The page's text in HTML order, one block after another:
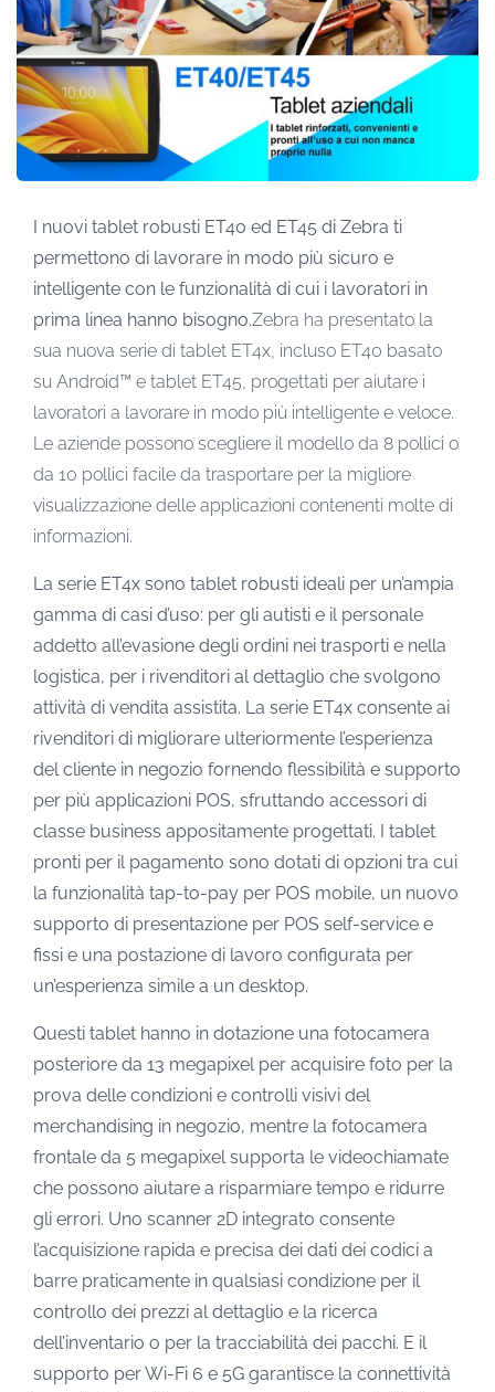
I nuovi tablet robusti ET40 ed ET45 di Zebra ti
permettono di lavorare in modo più sicuro e
intelligente con le funzionalità di cui i lavoratori in
prima linea hanno bisogno.Zebra ha presentato la
sua nuova serie di tablet ET4x, incluso ET40 basato
su Android™ e tablet ET45, progettati per aiutare i
lavoratori a lavorare in modo più intelligente e veloce.
Le aziende possono scegliere il modello da 8 pollici o
da 10 pollici facile da trasportare per la migliore
visualizzazione delle applicazioni contenenti molte di
informazioni.
La serie ET4x sono tablet robusti ideali per un’ampia
gamma di casi d’uso: per gli autisti e il personale
addetto all’evasione degli ordini nei trasporti e nella
logistica, per i rivenditori al dettaglio che svolgono
attività di vendita assistita. La serie ET4x consente ai
rivenditori di migliorare ulteriormente l’esperienza
del cliente in negozio fornendo flessibilità e supporto
per più applicazioni POS, sfruttando accessori di
classe business appositamente progettati. I tablet
pronti per il pagamento sono dotati di opzioni tra cui
la funzionalità tap-to-pay per POS mobile, un nuovo
supporto di presentazione per POS self-service e
fissi e una postazione di lavoro configurata per
un’esperienza simile a un desktop.
Questi tablet hanno in dotazione una fotocamera
posteriore da 13 megapixel per acquisire foto per la
prova delle condizioni e controlli visivi del
merchandising in negozio, mentre la fotocamera
frontale da 5 megapixel supporta le videochiamate
che possono aiutare a risparmiare tempo e ridurre
gli errori. Uno scanner 2D integrato consente
l’acquisizione rapida e precisa dei dati dei codici a
barre praticamente in qualsiasi condizione per il
controllo dei prezzi al dettaglio e la ricerca
dell’inventario o per la tracciabilità dei pacchi. E il
supporto per Wi-Fi 6 e 5G garantisce la connettività